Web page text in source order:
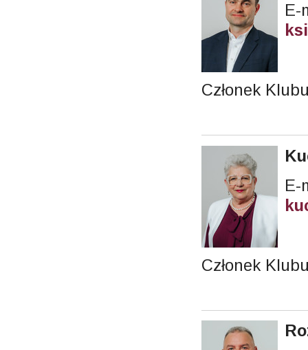
E-
Członek
E-
Członek